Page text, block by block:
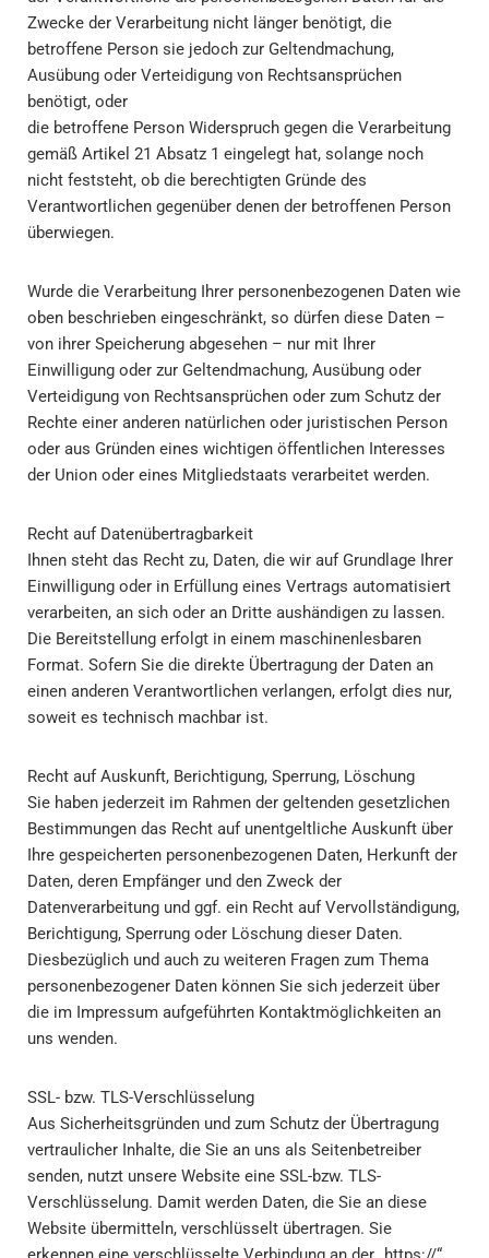
Zwecke der Verarbeitung nicht länger benötigt, die
betroffene Person sie jedoch zur Geltendmachung,
Ausübung oder Verteidigung von Rechtsansprüchen
benötigt, oder
die betroffene Person Widerspruch gegen die Verarbeitung
gemäß Artikel 21 Absatz 1 eingelegt hat, solange noch
nicht feststeht, ob die berechtigten Gründe des
Verantwortlichen gegenüber denen der betroffenen Person
überwiegen.
Wurde die Verarbeitung Ihrer personenbezogenen Daten wie
oben beschrieben eingeschränkt, so dürfen diese Daten –
von ihrer Speicherung abgesehen – nur mit Ihrer
Einwilligung oder zur Geltendmachung, Ausübung oder
Verteidigung von Rechtsansprüchen oder zum Schutz der
Rechte einer anderen natürlichen oder juristischen Person
oder aus Gründen eines wichtigen öffentlichen Interesses
der Union oder eines Mitgliedstaats verarbeitet werden.
Recht auf Datenübertragbarkeit
Ihnen steht das Recht zu, Daten, die wir auf Grundlage Ihrer
Einwilligung oder in Erfüllung eines Vertrags automatisiert
verarbeiten, an sich oder an Dritte aushändigen zu lassen.
Die Bereitstellung erfolgt in einem maschinenlesbaren
Format. Sofern Sie die direkte Übertragung der Daten an
einen anderen Verantwortlichen verlangen, erfolgt dies nur,
soweit es technisch machbar ist.
Recht auf Auskunft, Berichtigung, Sperrung, Löschung
Sie haben jederzeit im Rahmen der geltenden gesetzlichen
Bestimmungen das Recht auf unentgeltliche Auskunft über
Ihre gespeicherten personenbezogenen Daten, Herkunft der
Daten, deren Empfänger und den Zweck der
Datenverarbeitung und ggf. ein Recht auf Vervollständigung,
Berichtigung, Sperrung oder Löschung dieser Daten.
Diesbezüglich und auch zu weiteren Fragen zum Thema
personenbezogener Daten können Sie sich jederzeit über
die im Impressum aufgeführten Kontaktmöglichkeiten an
uns wenden.
SSL- bzw. TLS-Verschlüsselung
Aus Sicherheitsgründen und zum Schutz der Übertragung
vertraulicher Inhalte, die Sie an uns als Seitenbetreiber
senden, nutzt unsere Website eine SSL-bzw. TLS-
Verschlüsselung. Damit werden Daten, die Sie an diese
Website übermitteln, verschlüsselt übertragen. Sie